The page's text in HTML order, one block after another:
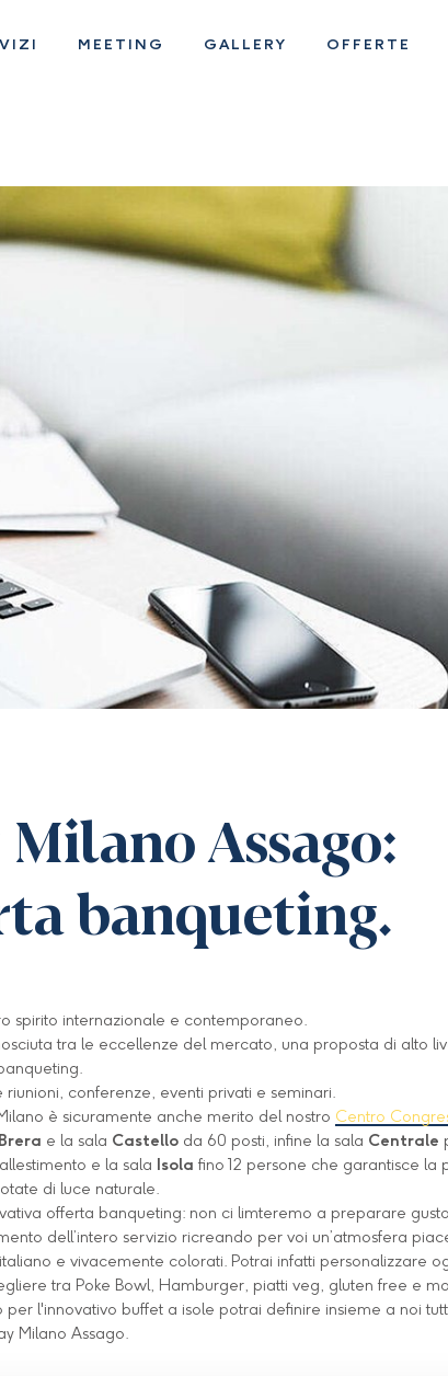
MEETING GALLERY OFFERTE
Assago:
banqueting.
spirito internazionale e contemporaneo.
tra le eccellenze del mercato, una proposta di alto
conferenze, eventi privati e seminari.
è sicuramente anche merito del nostro Centro
Brera e la sala Castello da 60 posti, infine la sala Centrale
e la sala Isola fino 12 persone che garantisce la
di luce naturale.
offerta banqueting: non ci limteremo a preparare
dell’intero servizio ricreando per voi un’atmosfera
e vivacemente colorati. Potrai infatti personalizzare
tra Poke Bowl, Hamburger, piatti veg, gluten free e
l'innovativo buffet a isole potrai definire insieme a noi
Milano Assago.